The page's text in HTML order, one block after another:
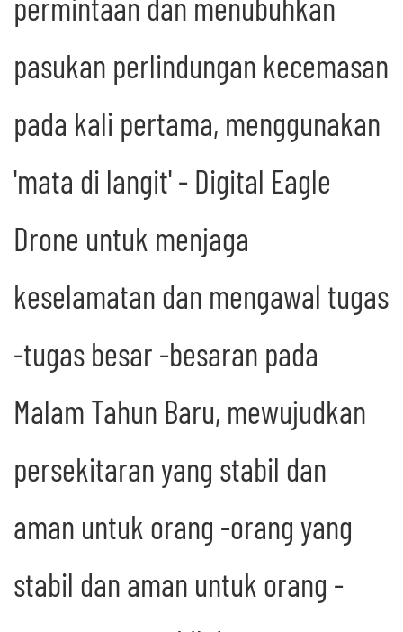
pasukan perlindungan kecemasan
pada kali pertama, menggunakan
'mata di langit' - Digital Eagle
Drone untuk menjaga
keselamatan dan mengawal tugas
-tugas besar -besaran pada
Malam Tahun Baru, mewujudkan
persekitaran yang stabil dan
aman untuk orang -orang yang
stabil dan aman untuk orang -